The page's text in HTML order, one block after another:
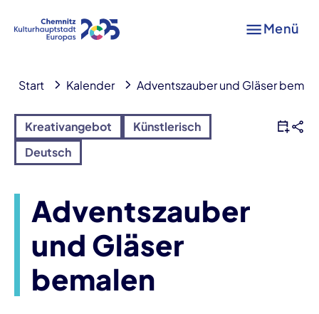
Menü
Start Kalender Adventszauber und Gläser
Kreativangebot
Künstlerisch
Deutsch
Adventszauber
und Gläser
bemalen